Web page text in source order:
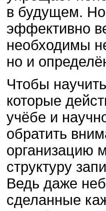
в будущем.
эффективно
необходимы
но и
Чтобы
которые
учёбе и
обратить
организацию
структуру
Ведь даже
сделанные